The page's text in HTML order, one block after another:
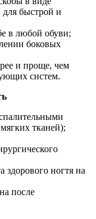
для быстрой и
в любой обуви;
боковых
и проще, чем
систем.
тканей);
здорового ногтя на
после